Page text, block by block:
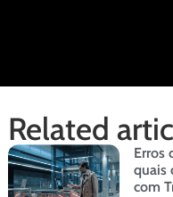
Related
Erros
quais
com